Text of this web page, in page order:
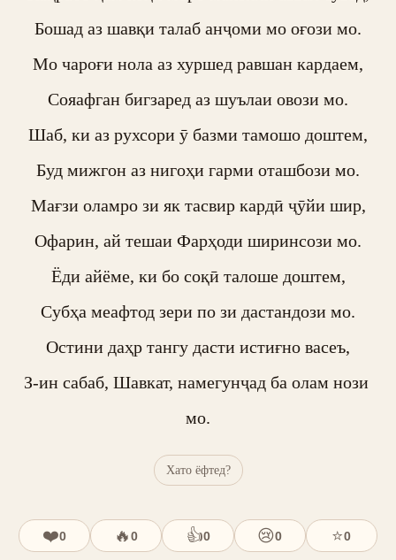
Бошад аз шавқи талаб анҷоми мо оғози мо.
Мо чароғи нола аз хуршед равшан кардаем,
Сояафган бигзаред аз шуълаи овози мо.
Шаб, ки аз рухсори ӯ базми тамошо доштем,
Буд мижгон аз нигоҳи гарми оташбози мо.
Мағзи оламро зи як тасвир кардӣ ҷӯйи шир,
Офарин, ай тешаи Фарҳоди ширинсози мо.
Ёди айёме, ки бо соқӣ талоше доштем,
Субҳа меафтод зери по зи дастандози мо.
Остини даҳр тангу дасти истиғно васеъ,
З-ин сабаб, Шавкат, намегунҷад ба олам нози
мо.
Хато ёфтед?
❤️0 🔥0 👍0 😢0 ⭐0